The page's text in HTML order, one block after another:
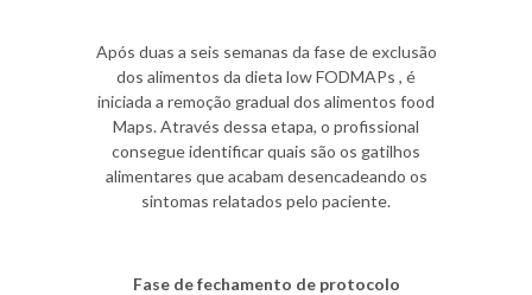
Após duas a seis semanas da fase de exclusão
dos alimentos da dieta low FODMAPs , é
iniciada a remoção gradual dos alimentos food
Maps. Através dessa etapa, o profissional
consegue identificar quais são os gatilhos
alimentares que acabam desencadeando os
sintomas relatados pelo paciente.
Fase de fechamento de protocolo